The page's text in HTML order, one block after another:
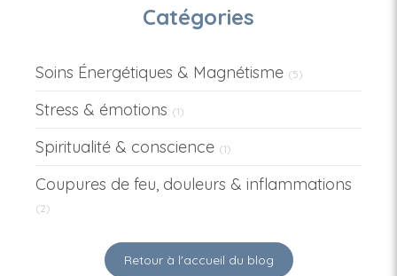
Catégories
Soins Énergétiques & Magnétisme (5)
Stress & émotions (1)
Spiritualité & conscience (1)
Coupures de feu, douleurs & inflammations
(2)
Retour à l'accueil du blog